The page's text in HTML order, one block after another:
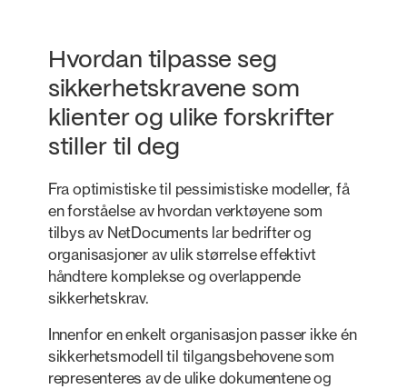
Hvordan tilpasse seg
sikkerhetskravene som
klienter og ulike forskrifter
stiller til deg
Fra optimistiske til pessimistiske modeller, få
en forståelse av hvordan verktøyene som
tilbys av NetDocuments lar bedrifter og
organisasjoner av ulik størrelse effektivt
håndtere komplekse og overlappende
sikkerhetskrav.
Innenfor en enkelt organisasjon passer ikke én
sikkerhetsmodell til tilgangsbehovene som
representeres av de ulike dokumentene og